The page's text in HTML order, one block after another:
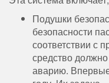
Подушки
безопасности
соответствии с
средство
аварию.